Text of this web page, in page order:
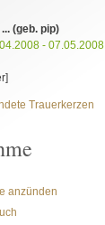
(geb. pip)
- 07.05.2008
Trauerkerzen
anzünden